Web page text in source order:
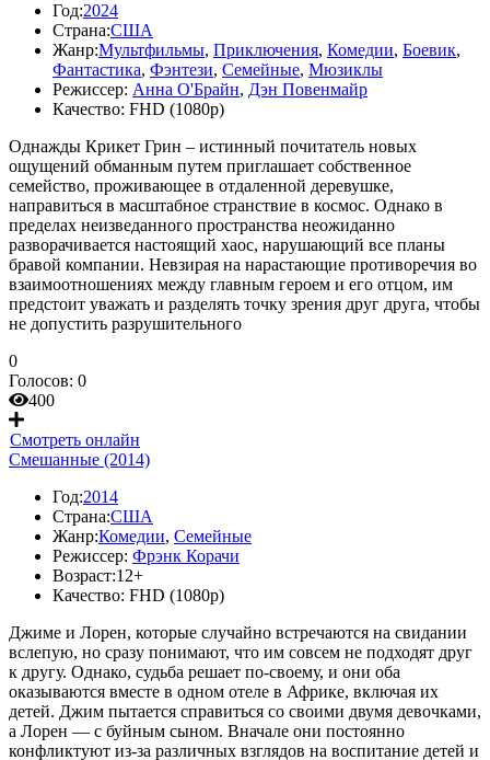
Год:2024
Страна:США
Жанр:Мультфильмы, Приключения, Комедии, Боевик,
Фантастика, Фэнтези, Семейные, Мюзиклы
Режиссер: Анна О'Брайн, Дэн Повенмайр
Качество: FHD (1080p)
Однажды Крикет Грин – истинный почитатель новых
ощущений обманным путем приглашает собственное
семейство, проживающее в отдаленной деревушке,
направиться в масштабное странствие в космос. Однако в
пределах неизведанного пространства неожиданно
разворачивается настоящий хаос, нарушающий все планы
бравой компании. Невзирая на нарастающие противоречия во
взаимоотношениях между главным героем и его отцом, им
предстоит уважать и разделять точку зрения друг друга, чтобы
не допустить разрушительного
0
Голосов: 0
400
Смотреть онлайн
Смешанные (2014)
Год:2014
Страна:США
Жанр:Комедии, Семейные
Режиссер: Фрэнк Корачи
Возраст:12+
Качество: FHD (1080p)
Джиме и Лорен, которые случайно встречаются на свидании
вслепую, но сразу понимают, что им совсем не подходят друг
к другу. Однако, судьба решает по-своему, и они оба
оказываются вместе в одном отеле в Африке, включая их
детей. Джим пытается справиться со своими двумя девочками,
а Лорен — с буйным сыном. Вначале они постоянно
конфликтуют из-за различных взглядов на воспитание детей и